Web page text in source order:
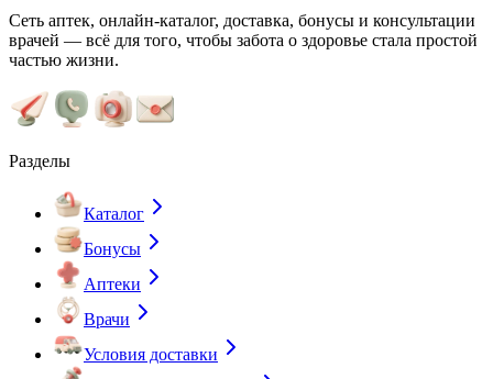
Сеть аптек, онлайн-каталог, доставка, бонусы и консультации
врачей — всё для того, чтобы забота о здоровье стала простой
частью жизни.
Разделы
Каталог
Бонусы
Аптеки
Врачи
Условия доставки